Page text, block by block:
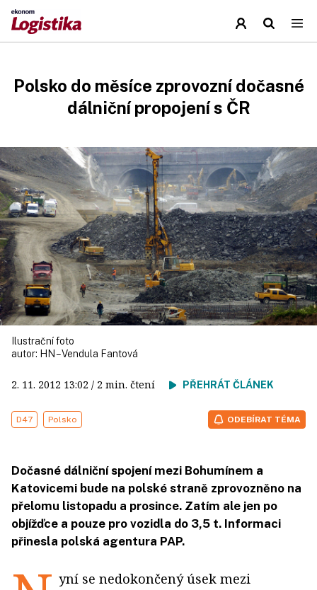
Polsko do měsíce zprovozní dočasné
dálniční propojení s ČR
Ilustrační foto
autor: HN – Vendula Fantová
2. 11. 2012 13:02 / 2 min. čtení PŘEHRÁT ČLÁNEK
D47 Polsko ODEBÍRAT TÉMA
Dočasné dálniční spojení mezi Bohumínem a
Katovicemi bude na polské straně zprovozněno na
přelomu listopadu a prosince. Zatím ale jen po
objížďce a pouze pro vozidla do 3,5 t. Informaci
přinesla polská agentura PAP.
yní se nedokončený úsek mezi